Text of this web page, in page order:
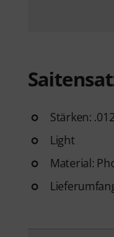
Stärken:
Light
Material: